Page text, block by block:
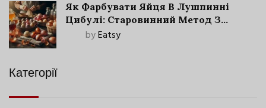
Як Фарбувати Яйця В Лушпинні
Цибулі: Старовинний Метод З
Сучасними Нюансами
byEatsy
Категорії